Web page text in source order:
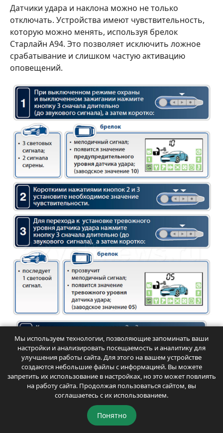
Датчики удара и наклона можно не только
отключать. Устройства имеют чувствительность,
которую можно менять, используя брелок
Старлайн А94. Это позволяет исключить ложное
срабатывание и слишком частую активацию
оповещений.
Мы используем технологии, позволяющие запоминать ваши
настройки и анализировать посещаемость и аналитику для
улучшения работы сайта. Для этого на вашем устройстве
создаются небольшие файлы с информацией. Вы можете
запретить их использование в настройках, но это может повлиять
на работу сайта. Продолжая пользоваться сайтом, вы
соглашаетесь с их использованием.
Понятно